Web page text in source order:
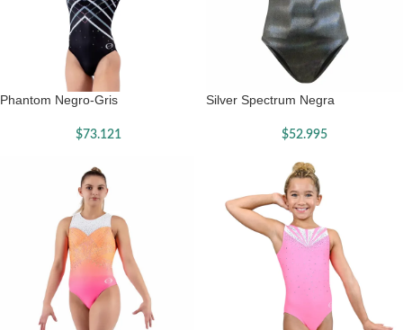
Phantom Negro-Gris
$73.121
Silver Spectrum Negra
$52.995